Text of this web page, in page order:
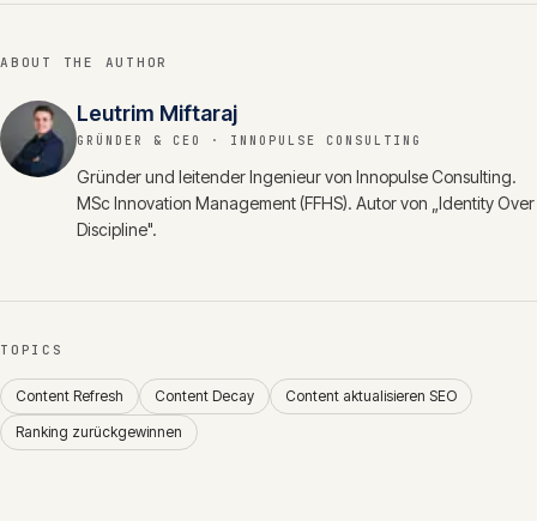
ABOUT THE AUTHOR
Leutrim Miftaraj
GRÜNDER & CEO · INNOPULSE CONSULTING
Gründer und leitender Ingenieur von Innopulse Consulting.
MSc Innovation Management (FFHS). Autor von „Identity Over
Discipline".
TOPICS
Content Refresh Content Decay
Content aktualisieren SEO
Ranking zurückgewinnen